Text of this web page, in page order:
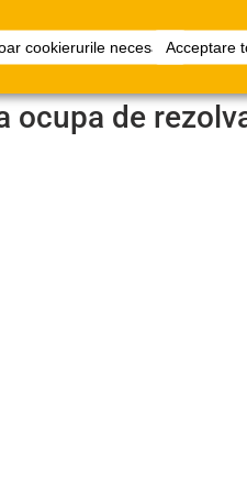
cookierurile necesareAcceptare
Configurator
camera
Intra in
ocupa de